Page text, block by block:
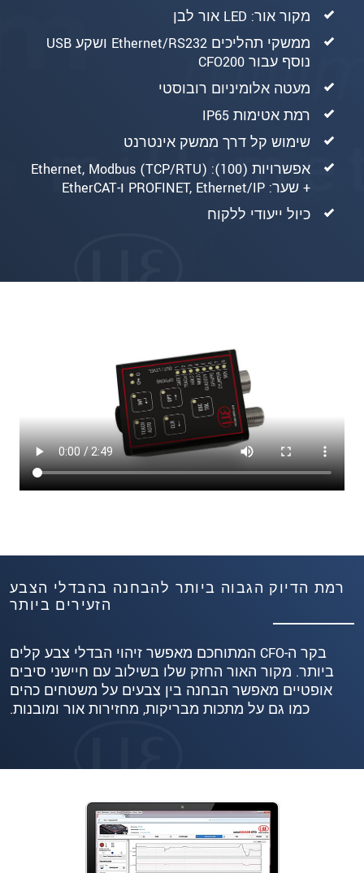
מקור אור: LED אור לבן
ממשקי תהליכים Ethernet/RS232 ושקע USB
נוסף עבור CFO200
מעטה אלומיניום רובוסטי
רמת אטימות IP65
שימוש קל דרך ממשק אינטרנט
אפשרויות (100): Ethernet, Modbus (TCP/RTU)
+ שער: PROFINET, Ethernet/IP ו-EtherCAT
כיול ייעודי ללקוח
רמת הדיוק הגבוה ביותר להבחנה בהבדלי הצבע
הזעירים ביותר
בקר ה-CFO המתוחכם מאפשר זיהוי הבדלי צבע קלים
ביותר. מקור האור החזק שלו בשילוב עם חיישני סיבים
אופטיים מאפשר הבחנה בין צבעים על משטחים כהים
כמו גם על מתכות מבריקות, מחזירות אור ומובנות.